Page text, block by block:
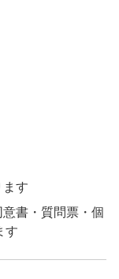
す
書・質問票・個
す